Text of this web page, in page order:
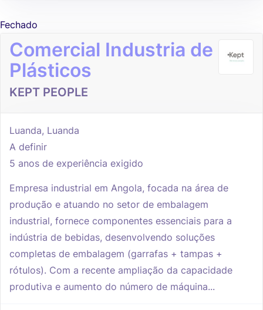
Fechado
Comercial Industria de
Plásticos
KEPT PEOPLE
Luanda, Luanda
A definir
5 anos de experiência exigido
Empresa industrial em Angola, focada na área de
produção e atuando no setor de embalagem
industrial, fornece componentes essenciais para a
indústria de bebidas, desenvolvendo soluções
completas de embalagem (garrafas + tampas +
rótulos). Com a recente ampliação da capacidade
produtiva e aumento do número de máquina...